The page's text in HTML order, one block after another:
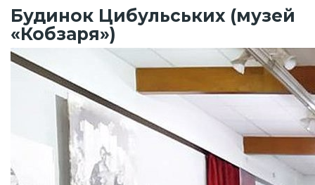
Будинок Цибульських (музей
«Кобзаря»)